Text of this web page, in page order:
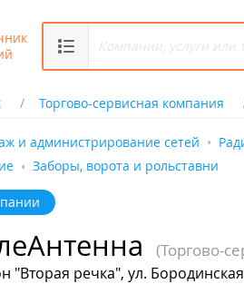
Торгово-сервисная компания
и администрирование сетей
Заборы, ворота и рольставни
(Торгово-
"Вторая речка", ул.